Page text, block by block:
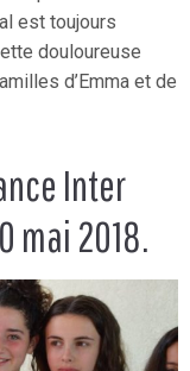
est toujours
douloureuse
d’Emma et de
Inter
mai 2018.